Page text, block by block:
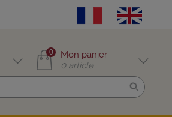
0
Mon panier
0 article